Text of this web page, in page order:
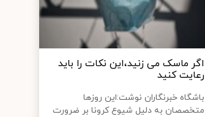
اگر ماسک می زنید،این نکات را باید
رعایت کنید
باشگاه خبرنگاران نوشت:این روزها
متخصصان به دلیل شیوع کرونا بر ضرورت